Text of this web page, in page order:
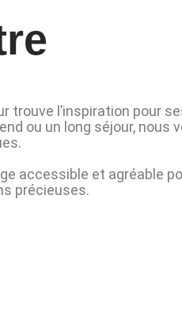
trouve l’inspiration pour
ou un long séjour, nous
accessible et agréable
précieuses.